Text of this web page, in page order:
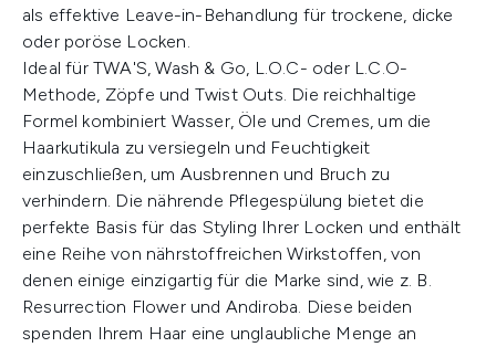
als effektive Leave-in-Behandlung für trockene, dicke
oder poröse Locken.
Ideal für TWA'S, Wash & Go, L.O.C- oder L.C.O-
Methode, Zöpfe und Twist Outs. Die reichhaltige
Formel kombiniert Wasser, Öle und Cremes, um die
Haarkutikula zu versiegeln und Feuchtigkeit
einzuschließen, um Ausbrennen und Bruch zu
verhindern. Die nährende Pflegespülung bietet die
perfekte Basis für das Styling Ihrer Locken und enthält
eine Reihe von nährstoffreichen Wirkstoffen, von
denen einige einzigartig für die Marke sind, wie z. B.
Resurrection Flower und Andiroba. Diese beiden
spenden Ihrem Haar eine unglaubliche Menge an